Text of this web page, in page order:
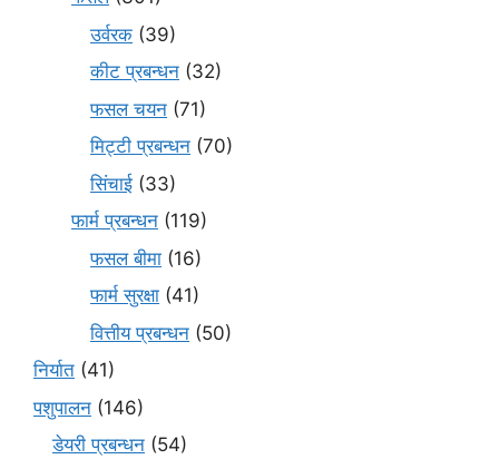
उर्वरक (39)
कीट प्रबन्धन (32)
फसल चयन (71)
मि‌ट्टी प्रबन्धन (70)
सिंचाई (33)
फार्म प्रबन्धन (119)
फसल बीमा (16)
फार्म सुरक्षा (41)
वित्तीय प्रबन्धन (50)
निर्यात (41)
पशुपालन (146)
डेयरी प्रबन्धन (54)